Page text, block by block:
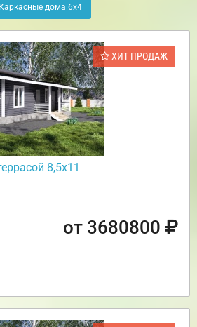
Каркасные дома 6х4
ХИТ ПРОДАЖ
8,5х11
от 3680800